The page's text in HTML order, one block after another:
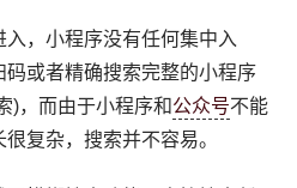
，小程序没有任何集中入
码或者精确搜索完整的小程序
)，而由于小程序和公众号不能
复杂，搜索并不容易。